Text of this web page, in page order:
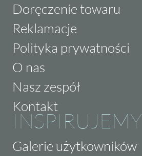
Doręczenie towaru
Reklamacje
Polityka prywatności
O nas
Nasz zespół
Kontakt
INSPIRUJEMY
Galerie użytkowników